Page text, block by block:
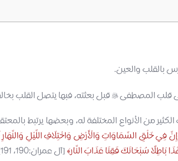
بالقلب والعين.
قلب المصطفى قبل بعثته، فبها يتصل القلب
من الأنواع المختلفة له، وبعضها يرتبط
إِنَّ فِي خَلْقِ السَّمَاوَاتِ وَالْأَرْضِ وَاخْتِلَافِ اللَّيْلِ وَالنَّهَارِ
سُبْحَانَكَ فَقِنَا عَذَابَ النَّار [آل عمران:190، 191].